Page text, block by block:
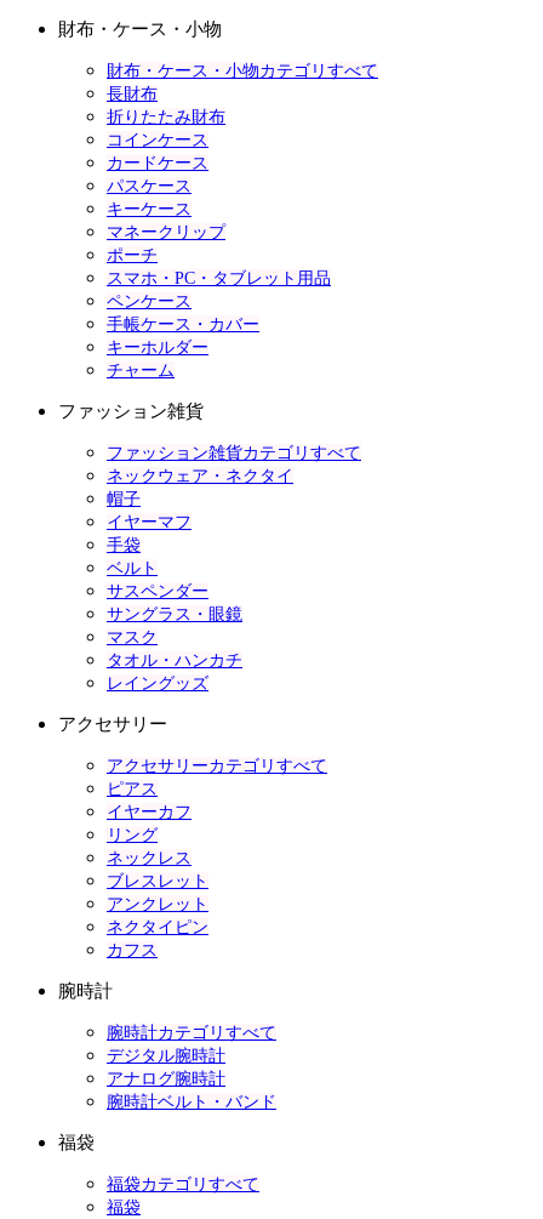
財布・ケース・小物
財布・ケース・小物カテゴリすべて
長財布
折りたたみ財布
コインケース
カードケース
パスケース
キーケース
マネークリップ
ポーチ
スマホ・PC・タブレット用品
ペンケース
手帳ケース・カバー
キーホルダー
チャーム
ファッション雑貨
ファッション雑貨カテゴリすべて
ネックウェア・ネクタイ
帽子
イヤーマフ
手袋
ベルト
サスペンダー
サングラス・眼鏡
マスク
タオル・ハンカチ
レイングッズ
アクセサリー
アクセサリーカテゴリすべて
ピアス
イヤーカフ
リング
ネックレス
ブレスレット
アンクレット
ネクタイピン
カフス
腕時計
腕時計カテゴリすべて
デジタル腕時計
アナログ腕時計
腕時計ベルト・バンド
福袋
福袋カテゴリすべて
福袋